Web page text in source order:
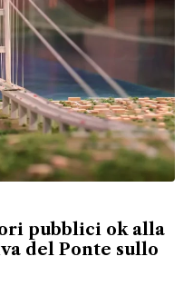
pubblici ok alla
del Ponte sullo